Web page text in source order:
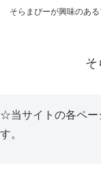
そらまぴーが興味のあ
そ
☆当サイトの各ペー
す。